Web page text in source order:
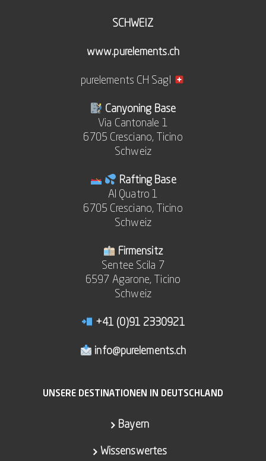
SCHWEIZ
www.purelements.ch
purelements CH Sagl
Canyoning Base
Via Cantonale 1
6705 Cresciano, Ticino
Schweiz
Rafting Base
Al Quatro 1
6705 Cresciano, Ticino
Schweiz
Firmensitz
Sentee Scila 7
6597 Agarone, Ticino
Schweiz
+41 (0)91 2330921
info@purelements.ch
UNSERE DESTINATIONEN IN DEUTSCHLAND
Bayern
Wissenswertes